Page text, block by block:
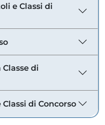
e Classi di
di
di Concorso